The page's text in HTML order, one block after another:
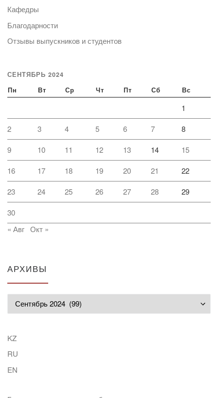
Кафедры
Благодарности
Отзывы выпускников и студентов
СЕНТЯБРЬ 2024
Пн Вт Ср Чт Пт Сб Вс
1
2 3 4 5 6 7 8
9 10 11 12 13 14 15
16 17 18 19 20 21 22
23 24 25 26 27 28 29
30
« Авг Окт »
АРХИВЫ
KZ
RU
EN